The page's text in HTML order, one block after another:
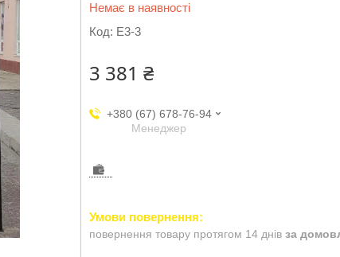
Немає в наявності
Код: Е3-3
3 381 ₴
+380 (67) 678-76-94
Менеджер
повернення товару протягом 14 днів за